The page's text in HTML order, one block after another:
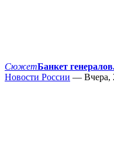
СюжетБанкет
Новости России — Вчера,